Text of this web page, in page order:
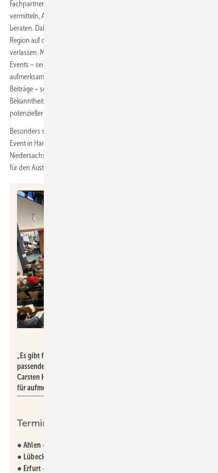
Fachpartnern wieder lokale Heizungsexperten vor Ort, um Wissen zu
vermitteln, Antworten zu geben sowie persönlich und objektgenau zu
beraten. Dabei können sich die teilnehmenden Fachpartner aus der
Region auf die umfassende Unterstützung von Mitsubishi Electric
verlassen. Mithilfe umfangreicher Werbemaßnahmen im Vorfeld des
Events – sei es durch Anzeigen in lokalen Tageszeitungen,
aufmerksamkeitsstarke Außenwerbung und zahlreiche Social-Media-
Beiträge – sorgt der Ratinger Wärmepumpenhersteller für die
Bekanntheit der Heizungswende-Tour und damit für starken Zulauf
potenzieller Kunden bei seinen Fachpartnern im Handwerk.
Besonders spannend für
Event in Hannover, wo Dr. Jens Clausen, Wärmewende-Experte aus
Niedersachsen, in seinem Vortrag auch Luft/Luft-Systeme als Lösung
für den Austausch von Gas-Etagenheizungen vorstellen wird.
„Es gibt für jedes Haus und jede Lebenssituation eine
passende Wärmepumpe“ – überzeugt von dieser These sorgte
Carsten Herbert in seinem Vortrag bis in die letzte Stuhlreihe
für aufmerksame Zuhörer.
Termine und Anmeldung:
● Ahlen – 18.11.2025
● Lübeck
● Erfurt –